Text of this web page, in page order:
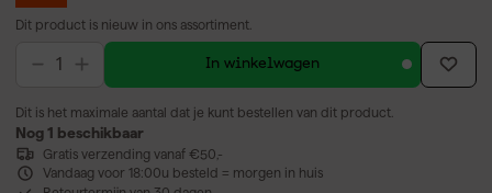
Dit product is nieuw in ons assortiment.
In winkelwagen
Dit is het maximale aantal dat je kunt bestellen van dit product.
Nog 1 beschikbaar
Gratis verzending vanaf €50,-
Vandaag voor 18:00u besteld = morgen in huis